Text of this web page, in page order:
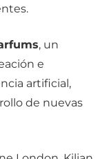
, un
e
artificial,
de nuevas